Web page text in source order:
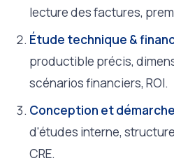
lecture des factures,
Étude technique &
productible précis,
scénarios financiers, ROI.
Conception et
d'études interne,
CRE.